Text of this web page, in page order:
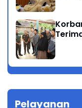
Pelayanan